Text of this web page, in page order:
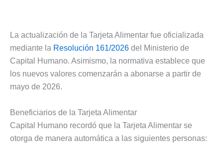
La actualización de la Tarjeta Alimentar fue oficializada
mediante la Resolución 161/2026 del Ministerio de
Capital Humano. Asimismo, la normativa establece que
los nuevos valores comenzarán a abonarse a partir de
mayo de 2026.
Beneficiarios de la Tarjeta Alimentar
Capital Humano recordó que la Tarjeta Alimentar se
otorga de manera automática a las siguientes personas: